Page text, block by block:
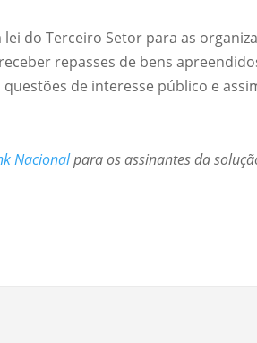
do Terceiro Setor para as
repasses de bens
de interesse público e
Nacionalpara os assinantes da